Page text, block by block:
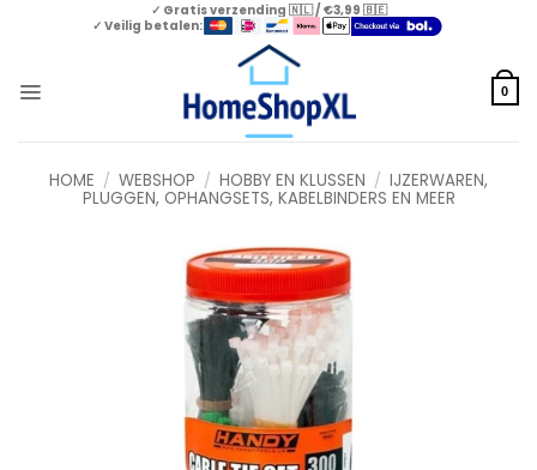
✓ Gratis verzending 🇳🇱 / €3,99 🇧🇪
✓ Veilig betalen:
0
HOME / WEBSHOP / HOBBY EN KLUSSEN / IJZERWAREN,
PLUGGEN, OPHANGSETS, KABELBINDERS EN MEER